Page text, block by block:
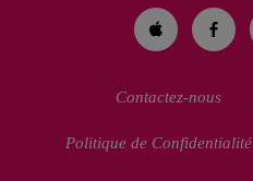
Contactez-nous
Politique de Confidentialité